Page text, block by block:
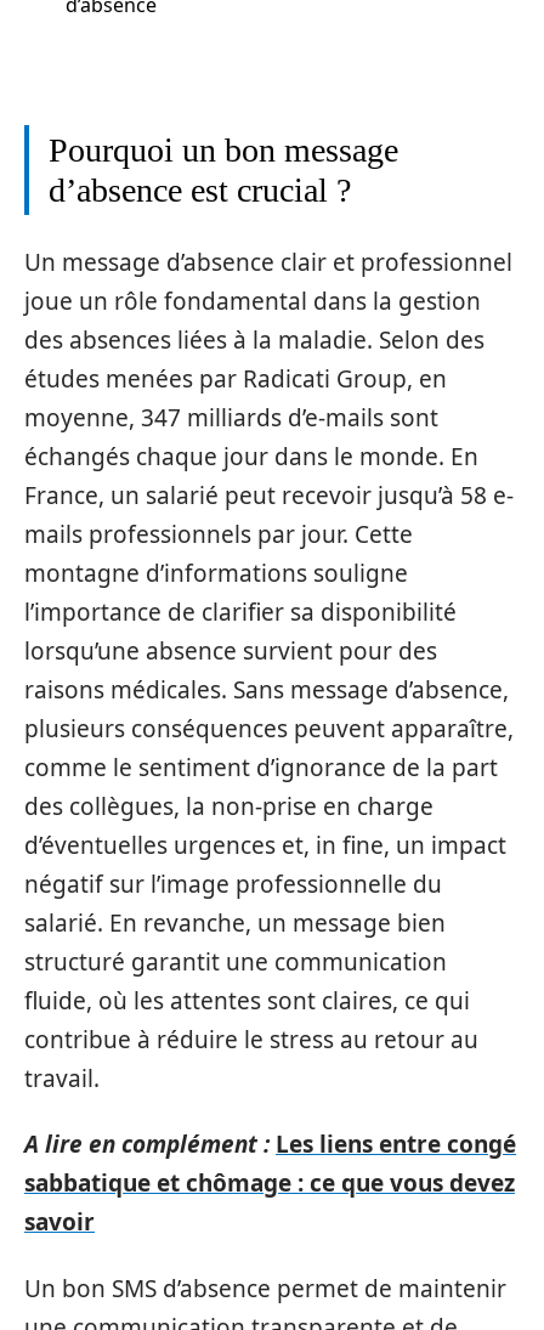
Pourquoi un bon message
d’absence est crucial ?
Un message d’absence clair et professionnel
joue un rôle fondamental dans la gestion
des absences liées à la maladie. Selon des
études menées par Radicati Group, en
moyenne, 347 milliards d’e-mails sont
échangés chaque jour dans le monde. En
France, un salarié peut recevoir jusqu’à 58 e-
mails professionnels par jour. Cette
montagne d’informations souligne
l’importance de clarifier sa disponibilité
lorsqu’une absence survient pour des
raisons médicales. Sans message d’absence,
plusieurs conséquences peuvent apparaître,
comme le sentiment d’ignorance de la part
des collègues, la non-prise en charge
d’éventuelles urgences et, in fine, un impact
négatif sur l’image professionnelle du
salarié. En revanche, un message bien
structuré garantit une communication
fluide, où les attentes sont claires, ce qui
contribue à réduire le stress au retour au
travail.
A lire en complément : Les liens entre congé
sabbatique et chômage : ce que vous devez
savoir
Un bon SMS d’absence permet de maintenir